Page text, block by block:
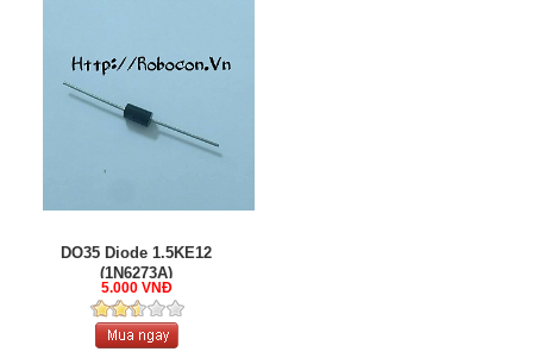
DO35 Diode 1.5KE12
(1N6273A)
5.000 VNĐ